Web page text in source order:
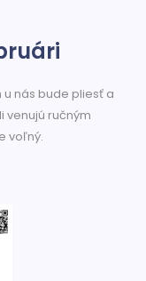
u nás bude pliesť a
venujú ručným
voľný.